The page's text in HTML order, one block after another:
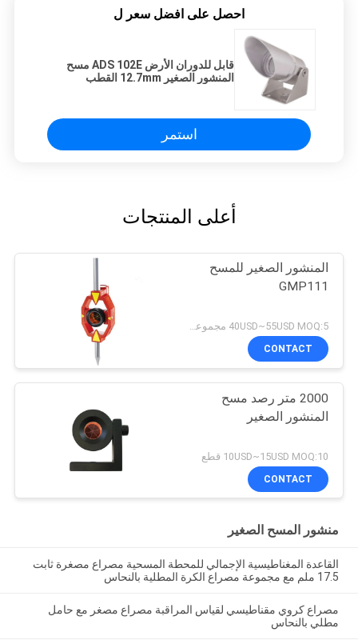
احصل على افضل سعر ل
قابل للدوران الأرض ADS 102E مسح
المنشور الصغير 12.7mm القطب
استمر
أعلى المنتجات
المنشور الصغير للمسح
GMP111
40USD~55USD MOQ:5 مجموعات
CONTACT
2000 متر رصد مسح
المنشور الصغير
10USD~15USD MOQ:10 قطع
CONTACT
منشور المسح الصغير
القاعدة المغناطيسية الإجمالي للمحطة المسحية مصراع مصغرة ثابت
17.5 ملم مع مجموعة مصراع الكرة المطلية بالنحاس
مصراع كروي مقناطيسي لقياس المراقبة مصراع مصغر مع حامل
مطلي بالنحاس